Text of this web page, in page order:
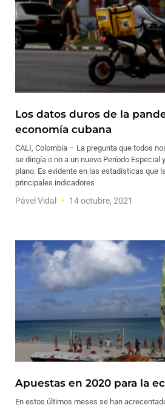
Los datos duros de la
economía cubana
CALI, Colombia – La pregunta que todos
se dirigía o no a un nuevo Período Especial
plano. Es evidente en las estadísticas que
principales indicadores
Pável Vidal 14 octubre, 2021
Apuestas en 2020 para la
En estos últimos meses se han